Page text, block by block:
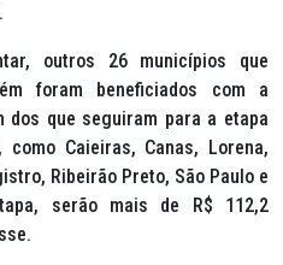
outros 26 municípios que
foram beneficiados com a
dos que seguiram para a etapa
Caieiras, Canas, Lorena,
Ribeirão Preto, São Paulo e
serão mais de R$ 112,2